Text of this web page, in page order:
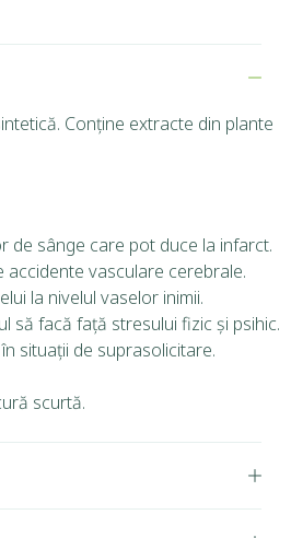
Conține extracte din plante
de sânge care pot duce la infarct.
vasculare cerebrale.
la nivelul vaselor inimii.
să facă față stresului fizic și psihic.
situații de suprasolicitare.
scurtă.